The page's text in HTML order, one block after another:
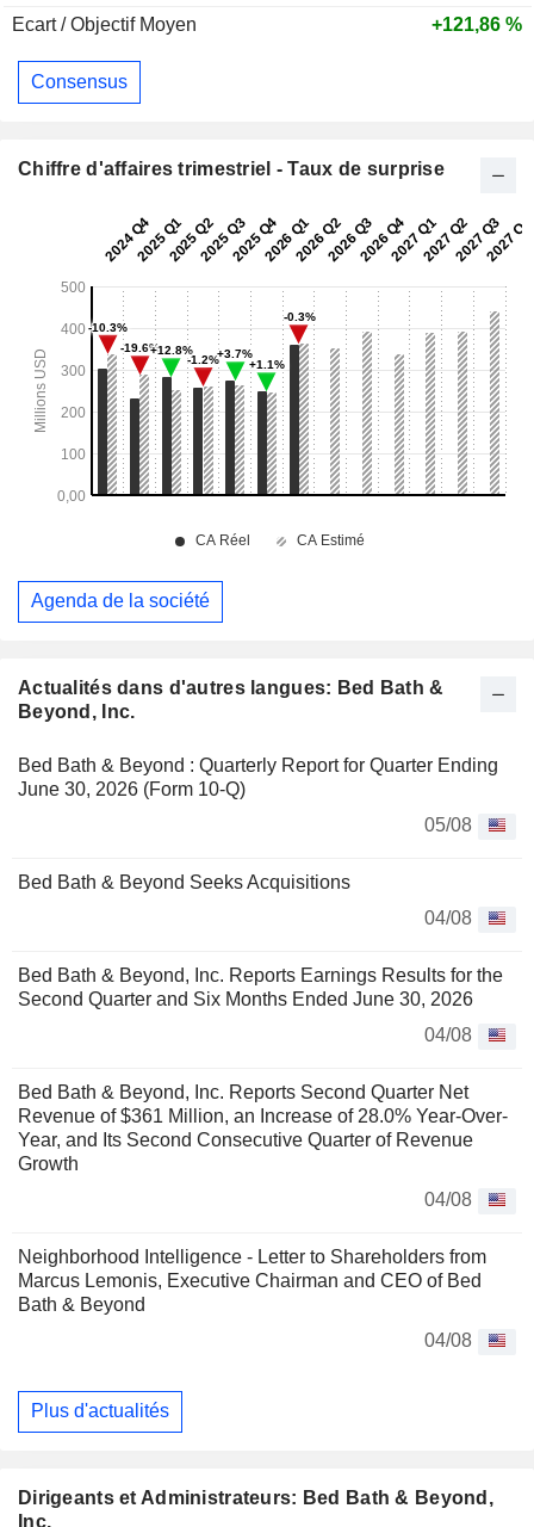
Actualités dans d'autres langues: Bed Bath &
Beyond, Inc.
Bed Bath & Beyond : Quarterly Report for Quarter Ending
June 30, 2026 (Form 10-Q)
05/08
Bed Bath & Beyond Seeks Acquisitions
04/08
Bed Bath & Beyond, Inc. Reports Earnings Results for the
Second Quarter and Six Months Ended June 30, 2026
04/08
Bed Bath & Beyond, Inc. Reports Second Quarter Net
Revenue of $361 Million, an Increase of 28.0% Year-Over-
Year, and Its Second Consecutive Quarter of Revenue
Growth
04/08
Neighborhood Intelligence - Letter to Shareholders from
Marcus Lemonis, Executive Chairman and CEO of Bed
Bath & Beyond
04/08
Plus d'actualités
Dirigeants et Administrateurs: Bed Bath & Beyond,
Inc.
Ecart / Objectif Moyen
+121,86 %
Consensus
Chiffre d'affaires trimestriel - Taux de surprise
Agenda de la société